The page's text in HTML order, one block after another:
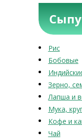
Рис
Бобовые
Зерно,
Лапша и
Мука,
Кофе и
Чай